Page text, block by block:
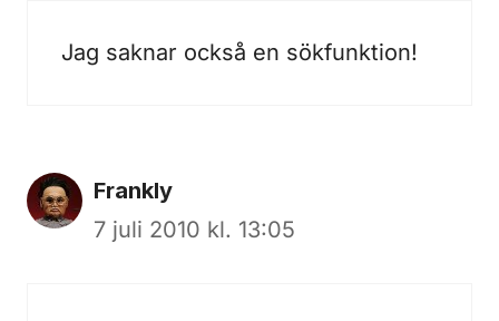
Jag saknar också en sökfunktion!
Frankly
7 juli 2010 kl. 13:05